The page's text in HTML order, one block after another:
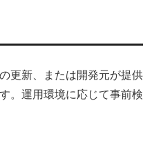
更新、または開発元が提供
。運用環境に応じて事前検